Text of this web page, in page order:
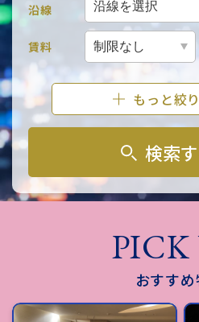
沿線
賃料
もっと絞
検索
PICK
おすす